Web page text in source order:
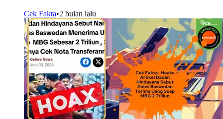
Cek Fakta•2 bulan lalu